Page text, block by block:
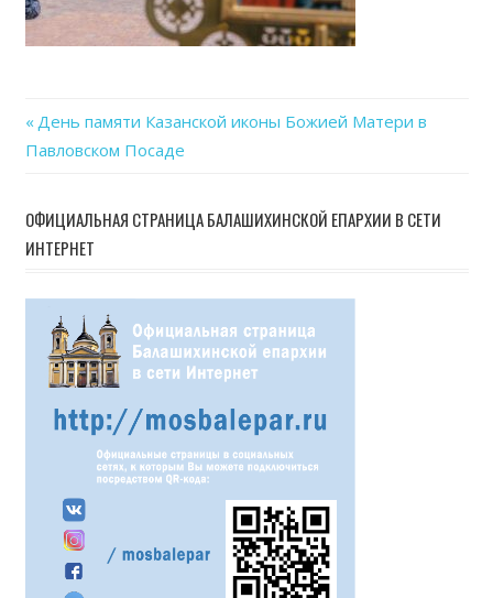
Навигация
записям
Previous
Post:
День памяти Казанской иконы Божией Матери в
Павловском Посаде
ОФИЦИАЛЬНАЯ СТРАНИЦА БАЛАШИХИНСКОЙ ЕПАРХИИ В СЕТИ
ИНТЕРНЕТ